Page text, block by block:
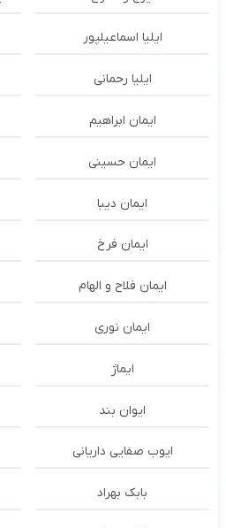
ایلیا اسماعیلپور
ایلیا رحمانی
ایمان ابراهیم
ایمان حسینی
ایمان دیبا
ایمان فرخ
ایمان فلاح و الهام
ایمان نوری
ایماژ
ایوان بند
ایوب صفایی داریانی
بابک بهراد